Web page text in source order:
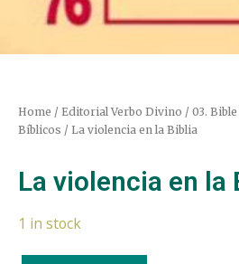
Home / Editorial Verbo Divino / 03.
Bíblicos / La violencia en la Biblia
La violencia en la
1 in stock